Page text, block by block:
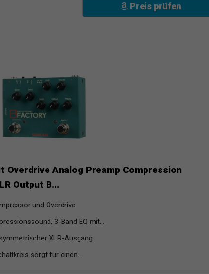
Preis prüfen
Overdrive Analog Preamp Compression
Output B...
und Overdrive
3-Band EQ mit...
XLR-Ausgang
sorgt für einen...